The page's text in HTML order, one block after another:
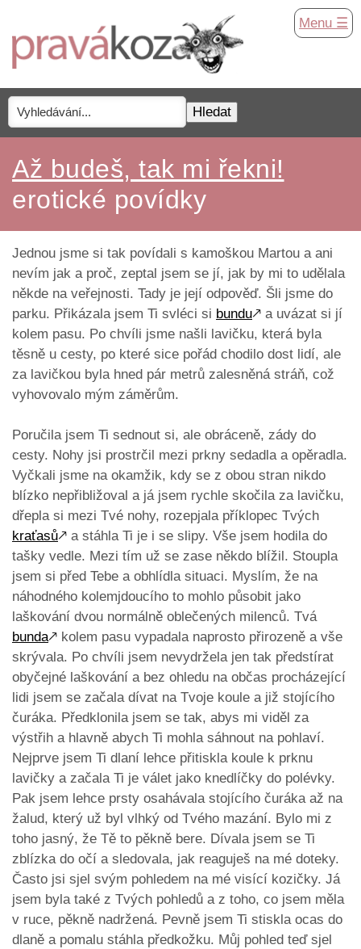
Menu ☰
Až budeš, tak mi řekni!
erotické povídky
Jednou jsme si tak povídali s kamoškou Martou a ani
nevím jak a proč, zeptal jsem se jí, jak by mi to udělala
někde na veřejnosti. Tady je její odpověď. Šli jsme do
parku. Přikázala jsem Ti svléci si bundu🡕 a uvázat si jí
kolem pasu. Po chvíli jsme našli lavičku, která byla
těsně u cesty, po které sice pořád chodilo dost lidí, ale
za lavičkou byla hned pár metrů zalesněná stráň, což
vyhovovalo mým záměrům.
Poručila jsem Ti sednout si, ale obráceně, zády do
cesty. Nohy jsi prostrčil mezi prkny sedadla a opěradla.
Vyčkali jsme na okamžik, kdy se z obou stran nikdo
blízko nepřibližoval a já jsem rychle skočila za lavičku,
dřepla si mezi Tvé nohy, rozepjala příklopec Tvých
kraťasů🡕 a stáhla Ti je i se slipy. Vše jsem hodila do
tašky vedle. Mezi tím už se zase někdo blížil. Stoupla
jsem si před Tebe a obhlídla situaci. Myslím, že na
náhodného kolemjdoucího to mohlo působit jako
laškování dvou normálně oblečených milenců. Tvá
bunda🡕 kolem pasu vypadala naprosto přirozeně a vše
skrývala. Po chvíli jsem nevydržela jen tak předstírat
obyčejné laškování a bez ohledu na občas procházející
lidi jsem se začala dívat na Tvoje koule a již stojícího
čuráka. Předklonila jsem se tak, abys mi viděl za
výstřih a hlavně abych Ti mohla sáhnout na pohlaví.
Nejprve jsem Ti dlaní lehce přitiskla koule k prknu
lavičky a začala Ti je válet jako knedlíčky do polévky.
Pak jsem lehce prsty osahávala stojícího čuráka až na
žalud, který už byl vlhký od Tvého mazání. Bylo mi z
toho jasný, že Tě to pěkně bere. Dívala jsem se Ti
zblízka do očí a sledovala, jak reaguješ na mé doteky.
Často jsi sjel svým pohledem na mé visící kozičky. Já
jsem byla také z Tvých pohledů a z toho, co jsem měla
v ruce, pěkně nadržená. Pevně jsem Ti stiskla ocas do
dlaně a pomalu stáhla předkožku. Můj pohled teď sjel